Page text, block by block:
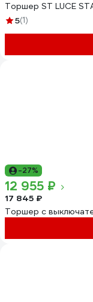
Торшер ST LUCE
5(1)
-27%
12 955 ₽
17 845 ₽
Торшер с